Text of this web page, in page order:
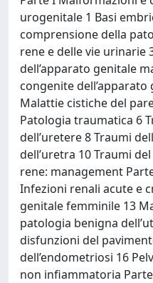
urogenitale 1 Basi
comprensione della
rene e delle vie
dell’apparato genitale
congenite
Malattie cistiche del
Patologia traumatica 6
dell’uretere 8 Traumi
dell’uretra 10 Traumi
rene: management
Infezioni renali acute e
genitale femminile 13
patologia benigna
disfunzioni del
dell’endometriosi 16
non infiammatoria